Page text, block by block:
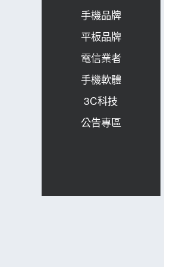
手機品牌
平板品牌
電信業者
手機軟體
3C科技
公告專區